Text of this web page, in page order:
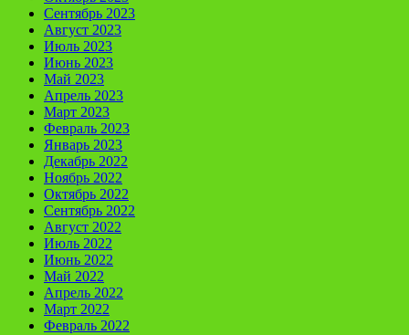
Сентябрь 2023
Август 2023
Июль 2023
Июнь 2023
Май 2023
Апрель 2023
Март 2023
Февраль 2023
Январь 2023
Декабрь 2022
Ноябрь 2022
Октябрь 2022
Сентябрь 2022
Август 2022
Июль 2022
Июнь 2022
Май 2022
Апрель 2022
Март 2022
Февраль 2022